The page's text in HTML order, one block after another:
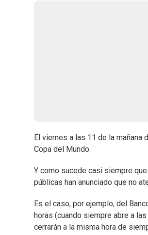
El viernes a las 11 de la
Copa del Mundo.
Y como sucede casi siempre
públicas han anunciado que no
Es el caso, por ejemplo, del
horas (cuando siempre abre a
cerrarán a la misma hora de